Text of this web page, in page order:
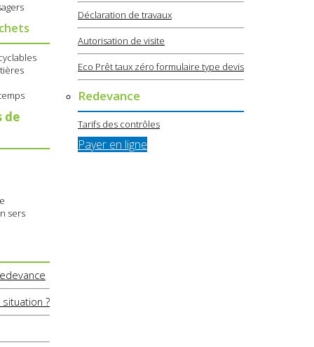
de
sers
?
Déclaration de travaux
Autorisation de visite
Eco Prêt taux zéro formulaire type devis
Redevance
Tarifs des contrôles
Payer en ligne